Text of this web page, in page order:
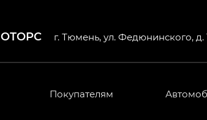
(GS4) в комплектациях Джи Би
г. Тюмень, ул. Федюнинского, д.
Покупателям